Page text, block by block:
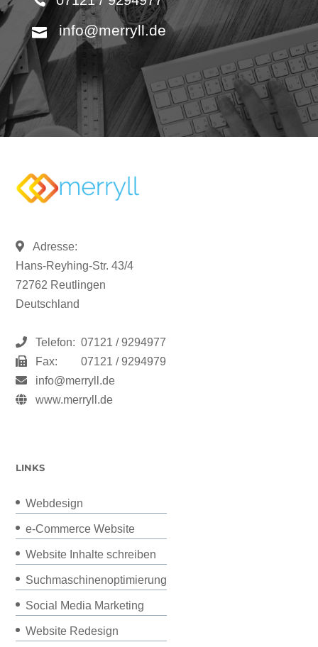
info@merryll.de
Adresse:
Hans-Reyhing-Str. 43/4
72762 Reutlingen
Deutschland
Telefon: 07121 / 9294977
Fax:
07121 / 9294979
info@merryll.de
www.merryll.de
LINKS
Webdesign
e-Commerce Website
Website Inhalte schreiben
Suchmaschinenoptimierung
Social Media Marketing
Website Redesign